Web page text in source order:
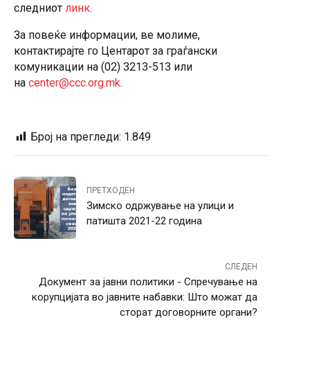
следниот линк.
За повеќе информации, ве молиме,
контактирајте го Центарот за граѓански
комуникации на (02) 3213-513 или
на center@ccc.org.mk.
Број на прегледи: 1.849
ПРЕТХОДЕН
Зимско одржување на улици и
патишта 2021-22 година
СЛЕДЕН
Документ за јавни политики - Спречување на
корупцијата во јавните набавки: Што можат да
сторат договорните органи?